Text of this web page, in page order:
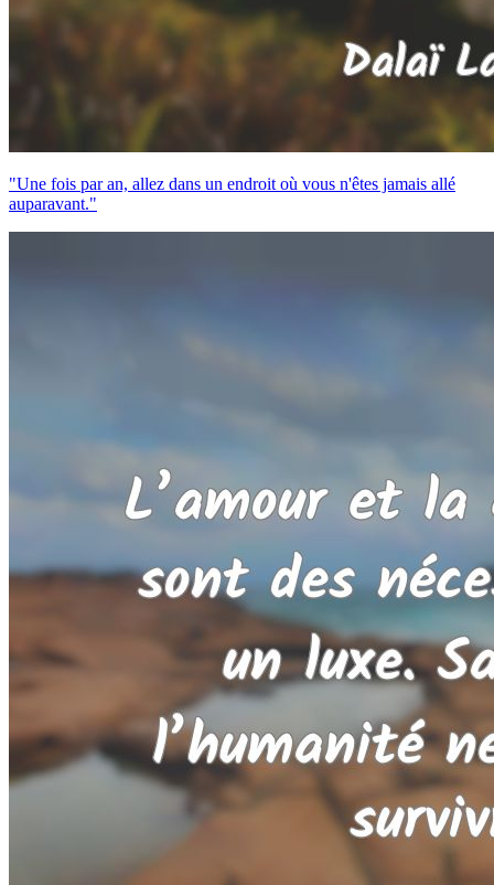
"Une fois par an, allez dans un endroit où vous n'êtes jamais allé
auparavant."